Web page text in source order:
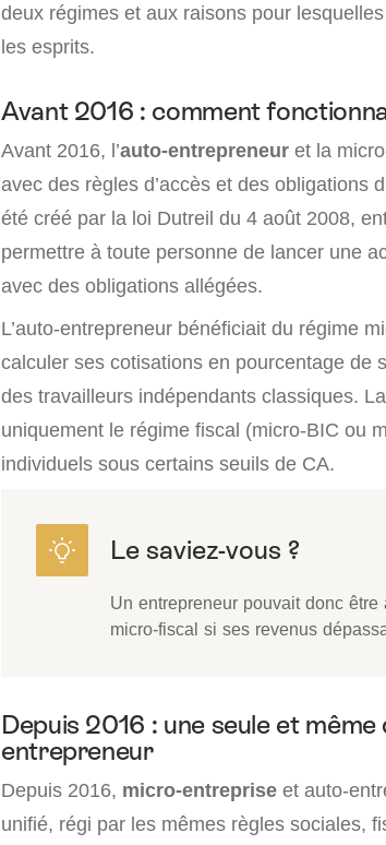
deux régimes et aux raisons pour
les esprits.
Avant 2016 : comment
Avant 2016, l’auto-entrepreneur et la
avec des règles d’accès et des obligations
été créé par la loi Dutreil du 4 août 2008,
permettre à toute personne de lancer une
avec des obligations allégées.
L’auto-entrepreneur bénéficiait du régime
calculer ses cotisations en pourcentage de
des travailleurs indépendants classiques.
uniquement le régime fiscal (micro-BIC ou
individuels sous certains seuils de CA.
Un entrepreneur pouvait donc
micro-fiscal si ses revenus
Depuis 2016 : une seule et
entrepreneur
Depuis 2016, micro-entreprise et auto-
unifié, régi par les mêmes règles sociales,